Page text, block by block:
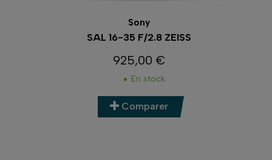
Sony
SAL 16-35 F/2.8 ZEISS
Prix
925,00 €
En stock
Comparer